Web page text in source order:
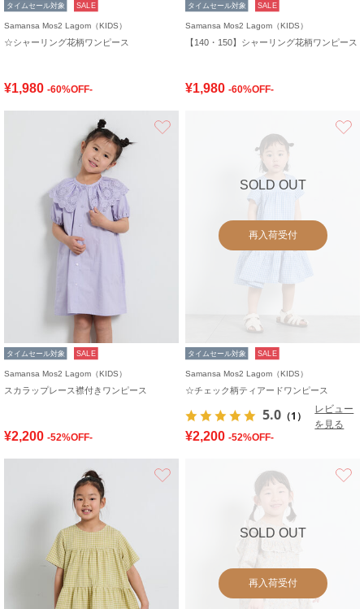
タイムセール対象 SALE
Samansa Mos2 Lagom（KIDS）
☆シャーリング花柄ワンピース
¥1,980 -60%OFF-
タイムセール対象 SALE
Samansa Mos2 Lagom（KIDS）
【140・150】シャーリング花柄ワンピース
¥1,980 -60%OFF-
タイムセール対象 SALE
Samansa Mos2 Lagom（KIDS）
スカラップレース襟付きワンピース
¥2,200 -52%OFF-
SOLD OUT
再入荷受付
タイムセール対象 SALE
Samansa Mos2 Lagom（KIDS）
☆チェック柄ティアードワンピース
5.0 （1）
レビュー
を見る
¥2,200 -52%OFF-
SOLD OUT
再入荷受付